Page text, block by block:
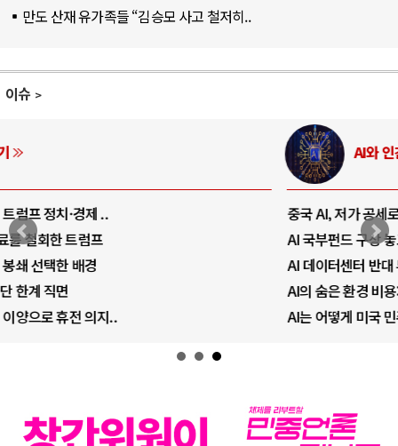
만도 산재 유가족들 “김승모 사고 철저히..
이슈
중국 AI, 저가 공세로 글로벌 토큰 시..
AI 국부펀드 구상 놓고 미국 진보진영 ..
AI 데이터센터 반대 투쟁은 새로운 글로..
AI의 숨은 환경 비용: 데이터센터 확산..
AI는 어떻게 미국 민주주의를 잠식하고 ..